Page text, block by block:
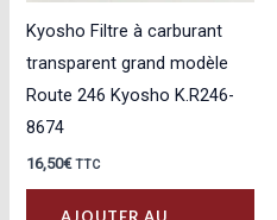
Kyosho Filtre à carburant
transparent grand modèle
Route 246 Kyosho K.R246-
8674
16,50€ TTC
AJOUTER AU